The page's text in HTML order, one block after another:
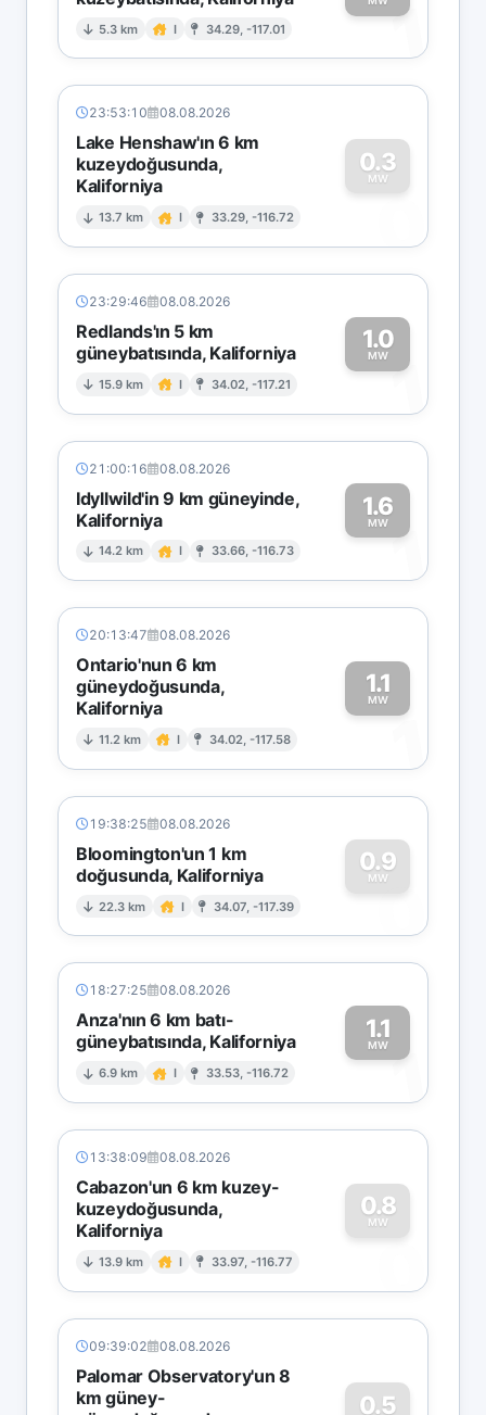
5.3 km I 34.29, -117.01 1
23:53:10 08.08.2026
Lake Henshaw'ın 6 km
kuzeydoğusunda,
Kaliforniya
13.7 km I 33.29, -116.72
0.3
MW
0
23:29:46 08.08.2026
Redlands'ın 5 km
güneybatısında, Kaliforniya
15.9 km I 34.02, -117.21
1.0
MW1
21:00:16 08.08.2026
Idyllwild'in 9 km güneyinde,
Kaliforniya
14.2 km I 33.66, -116.73
1.6
MW1
20:13:47 08.08.2026
Ontario'nun 6 km
güneydoğusunda,
Kaliforniya
11.2 km I 34.02, -117.58
1.1
MW
1
19:38:25 08.08.2026
Bloomington'un 1 km
doğusunda, Kaliforniya
22.3 km I 34.07, -117.39
0.9
MW
0
18:27:25 08.08.2026
Anza'nın 6 km batı-
güneybatısında, Kaliforniya
6.9 km I 33.53, -116.72
1.1
MW1
13:38:09 08.08.2026
Cabazon'un 6 km kuzey-
kuzeydoğusunda,
Kaliforniya
13.9 km I 33.97, -116.77
0.8
MW
0
09:39:02 08.08.2026
Palomar Observatory'un 8
km güney-
0.5